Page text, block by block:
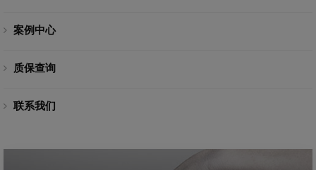
案例中心
质保查询
联系我们